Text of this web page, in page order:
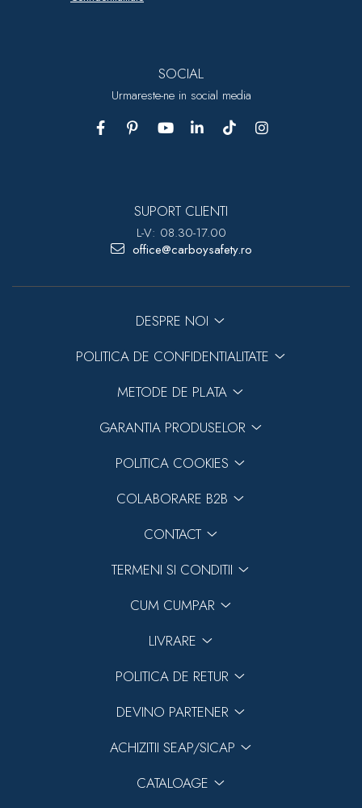
SOCIAL
Urmareste-ne in social media
SUPORT CLIENTI
L-V: 08.30-17.00
office@carboysafety.ro
DESPRE NOI
POLITICA DE CONFIDENTIALITATE
METODE DE PLATA
GARANTIA PRODUSELOR
POLITICA COOKIES
COLABORARE B2B
CONTACT
TERMENI SI CONDITII
CUM CUMPAR
LIVRARE
POLITICA DE RETUR
DEVINO PARTENER
ACHIZITII SEAP/SICAP
CATALOAGE